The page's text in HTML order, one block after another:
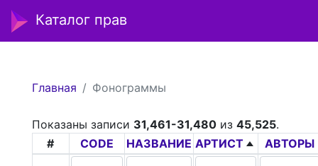
Каталог прав
Главная Фонограммы
Показаны записи 31,461-31,480из 45,525.
#
CODE НАЗВАНИЕ АРТИСТ АВТОРЫ